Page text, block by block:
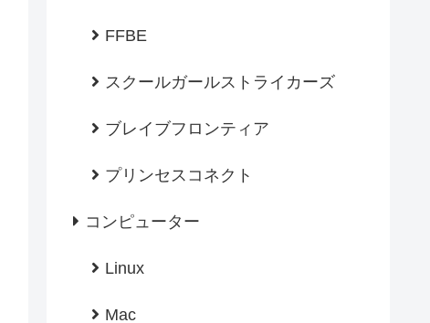
FFBE
スクールガールストライカーズ
ブレイブフロンティア
プリンセスコネクト
コンピューター
Linux
Mac